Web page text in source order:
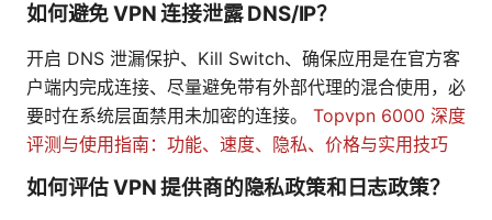
如何避免 VPN 连接泄露 DNS/IP？
开启 DNS 泄漏保护、Kill Switch、确保应用是在官方客
户端内完成连接、尽量避免带有外部代理的混合使用，必
要时在系统层面禁用未加密的连接。 Topvpn 6000 深度
评测与使用指南：功能、速度、隐私、价格与实用技巧
如何评估 VPN 提供商的隐私政策和日志政策？